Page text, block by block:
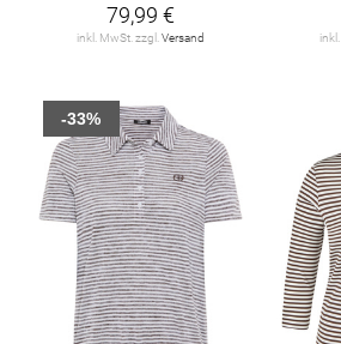
79,99 €
inkl. MwSt. zzgl. Versand
-33%